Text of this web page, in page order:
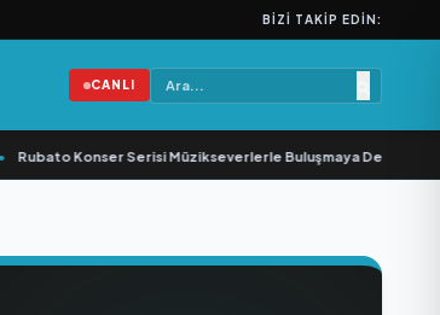
BIZI TAKIP EDIN:
CANLI
Rubato Konser Serisi Müzikseverlerle Buluşmaya Devam